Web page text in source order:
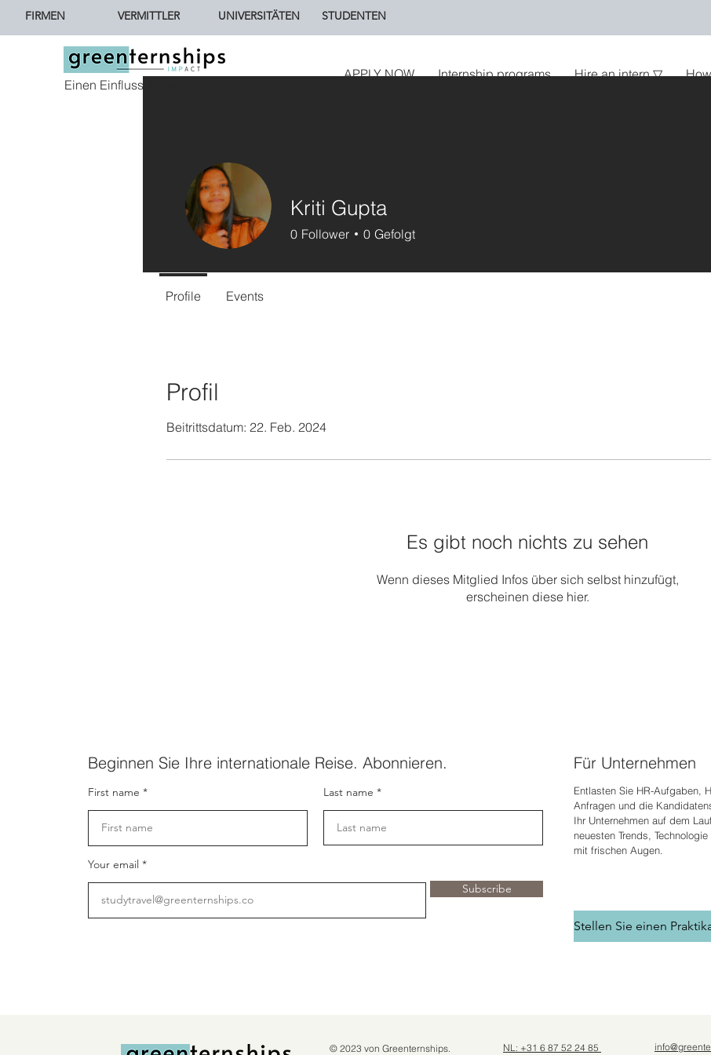
FIRMEN VERMITTLER UNIVERSITÄTEN STUDENTEN
Einen Einfluss haben.
APPLY NOW Internship programs Hire an intern ▽
Profil
Beitrittsdatum: 22. Feb. 2024
Es gibt noch nichts zu sehen
Wenn dieses Mitglied Infos über sich selbst hinzufügt,
erscheinen diese hier.
Kriti Gupta
0 Follower 0 Gefolgt
Profile Events
Beginnen Sie Ihre internationale Reise. Abonnieren.
First name Last name
Your email
Subscribe
Für Unternehmen
Entlasten Sie HR-Aufgaben,
Anfragen und die
Ihr Unternehmen auf dem
neuesten Trends,
mit frischen Augen.
© 2023 von Greenternships.
NL: +31 6 87 52 24 85